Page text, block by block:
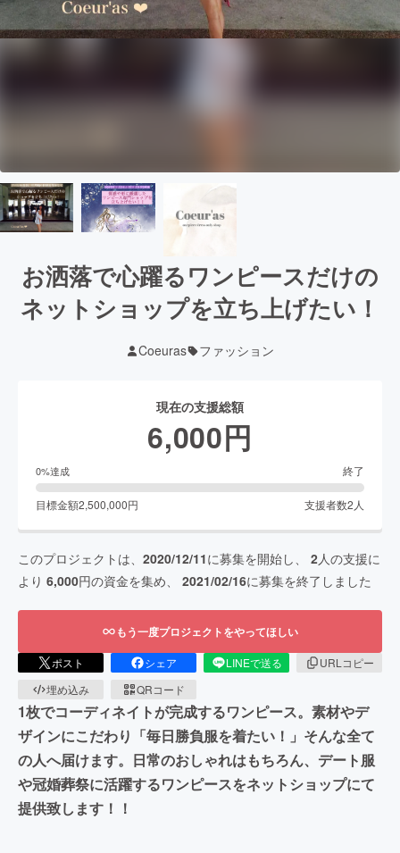
お洒落で心躍るワンピースだけの
ネットショップを立ち上げたい！
Coeuras ファッション
現在の支援総額
6,000円
0%達成 終了
目標金額2,500,000円 支援者数2 人
このプロジェクトは、 2020/12/11に募集を開始し、 2人の支援に
より 6,000円の資金を集め、 2021/02/16に募集を終了しました
もう一度プロジェクトをやってほしい
ポスト シェア LINEで送る
URLコピー
埋め込み
QRコード
1枚でコーディネイトが完成するワンピース。素材やデ
ザインにこだわり「毎日勝負服を着たい！」そんな全て
の人へ届けます。日常のおしゃれはもちろん、デート服
や冠婚葬祭に活躍するワンピースをネットショップにて
提供致します！！